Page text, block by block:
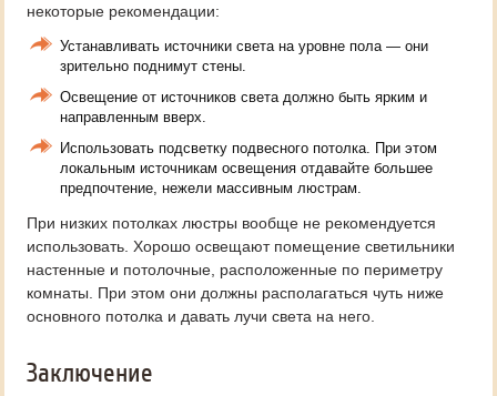
некоторые рекомендации:
Устанавливать источники света на уровне пола — они
зрительно поднимут стены.
Освещение от источников света должно быть ярким и
направленным вверх.
Использовать подсветку подвесного потолка. При этом
локальным источникам освещения отдавайте большее
предпочтение, нежели массивным люстрам.
При низких потолках люстры вообще не рекомендуется
использовать. Хорошо освещают помещение светильники
настенные и потолочные, расположенные по периметру
комнаты. При этом они должны располагаться чуть ниже
основного потолка и давать лучи света на него.
Заключение